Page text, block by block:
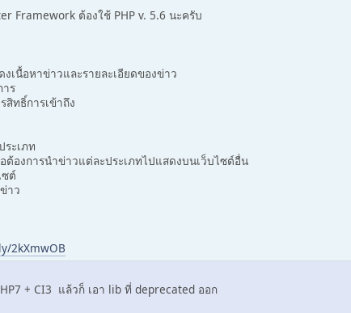
Framework ต้องใช้ PHP v. 5.6 นะครับ
เนื้อหาข่าวและรายละเอียดของข่าว
ร
ทธิ์การเข้าถึง
ะเภท
ต้องการนำข่าวแต่ละประเภทไปแสดงบนเว็บไซต์อื่น
ต์
าว
2kXmwOB
+ CI3 แล้วก็ เอา lib ที่ deprecated ออก